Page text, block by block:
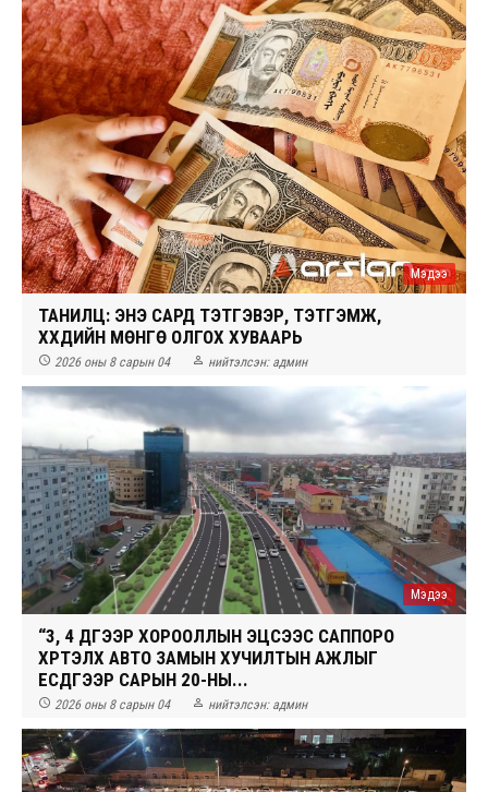
Мэдээ
ТАНИЛЦ: ЭНЭ САРД ТЭТГЭВЭР, ТЭТГЭМЖ,
ХҮҮХДИЙН МӨНГӨ ОЛГОХ ХУВААРЬ
 2026 оны 8 сарын 04  нийтэлсэн: админ
Мэдээ
“3, 4 ДҮГЭЭР ХОРООЛЛЫН ЭЦСЭЭС САППОРО
ХҮРТЭЛХ АВТО ЗАМЫН ХУЧИЛТЫН АЖЛЫГ
ЕСДҮГЭЭР САРЫН 20-НЫ...
 2026 оны 8 сарын 04  нийтэлсэн: админ